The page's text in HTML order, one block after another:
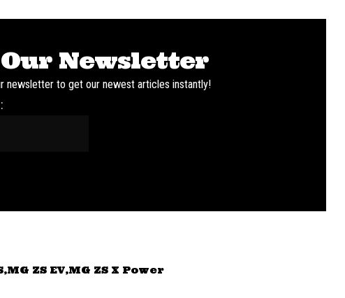
Newsletter
newsletter to get our newest articles instantly!
MG ZS EV MG ZS X Power